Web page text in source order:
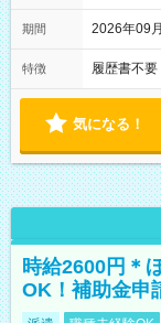
期間 2026年09
特徴 履歴書不要
気になる！
時給2600円＊
OK！補助金申